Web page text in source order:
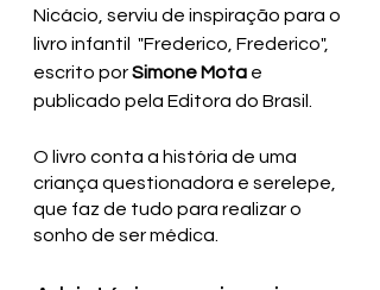
Nicácio, serviu de inspiração para o
livro infantil  "Frederico, Frederico",
escrito por Simone Mota e
publicado pela Editora do Brasil.
O livro conta a história de uma
criança questionadora e serelepe,
que faz de tudo para realizar o
sonho de ser médica.